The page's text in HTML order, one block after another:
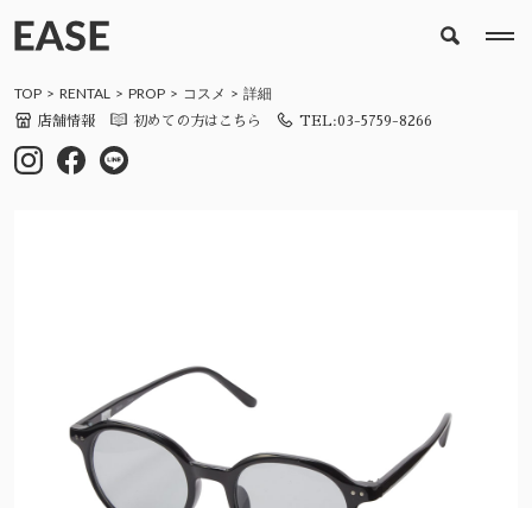
TOP RENTAL PROP コスメ 詳細
店舗情報 初めての方はこちら TEL:03-5759-8266